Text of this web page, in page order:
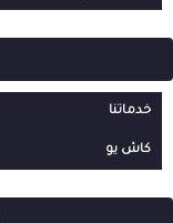
خدماتنا
كاش يو